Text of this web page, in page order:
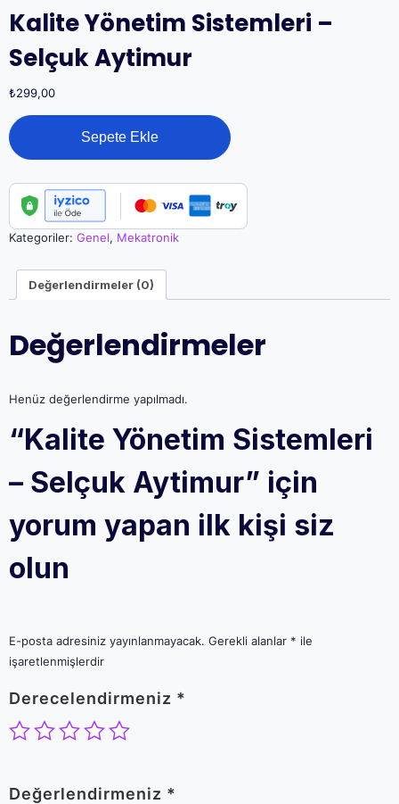
Kalite Yönetim Sistemleri –
Selçuk Aytimur
₺299,00
Kalite
Yönetim
Sistemleri
Selçuk
Aytimur
adet
Sepete Ekle
Kategoriler: Genel, Mekatronik
Değerlendirmeler (0)
Değerlendirmeler
Henüz değerlendirme yapılmadı.
“Kalite Yönetim Sistemleri
– Selçuk Aytimur” için
yorum yapan ilk kişi siz
olun
E-posta adresiniz yayınlanmayacak. Gerekli alanlar * ile
işaretlenmişlerdir
Derecelendirmeniz *
Değerlendirmeniz *